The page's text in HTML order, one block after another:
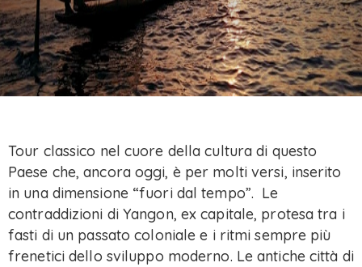
Tour classico nel cuore della cultura di questo
Paese che, ancora oggi, è per molti versi, inserito
in una dimensione “fuori dal tempo”. Le
contraddizioni di Yangon, ex capitale, protesa tra i
fasti di un passato coloniale e i ritmi sempre più
frenetici dello sviluppo moderno. Le antiche città di